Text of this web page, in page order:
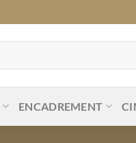
ENCADREMENT